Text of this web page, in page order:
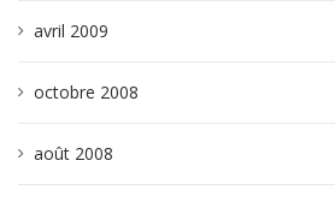
avril 2009
octobre 2008
août 2008